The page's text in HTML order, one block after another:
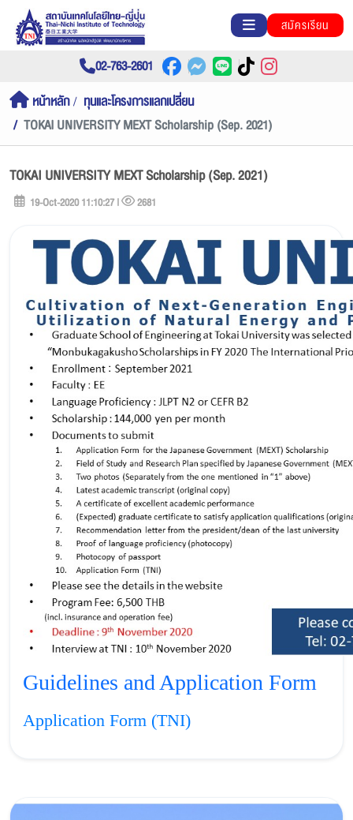
สมัครเรียน
02-763-2601
หน้าหลัก
ทุนและโครงการแลกเปลี่ยน
TOKAI UNIVERSITY MEXT Scholarship (Sep. 2021)
TOKAI UNIVERSITY MEXT Scholarship (Sep. 2021)
19-Oct-2020 11:10:27 | 2681
Guidelines and Application Form
Application Form (TNI)